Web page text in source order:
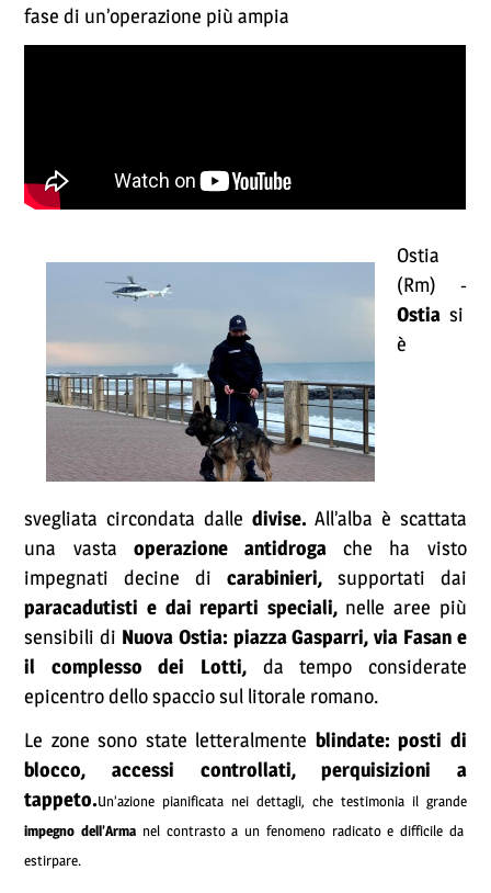
fase di un’operazione più ampia
Ostia
(Rm) -
Ostia si
è
svegliata circondata dalle divise. All’alba è scattata
una vasta operazione antidroga che ha visto
impegnati decine di carabinieri,supportati dai
paracadutisti e dai reparti speciali,nelle aree più
sensibili di Nuova Ostia: piazza Gasparri, via Fasan e
il complesso dei Lotti, da tempo considerate
epicentro dello spaccio sul litorale romano.
Le zone sono state letteralmente blindate: posti di
blocco, accessi controllati, perquisizioni a
tappeto.Un’azione pianificata nei dettagli, che testimonia il grande
impegno dell’Arma nel contrasto a un fenomeno radicato e difficile da
estirpare.